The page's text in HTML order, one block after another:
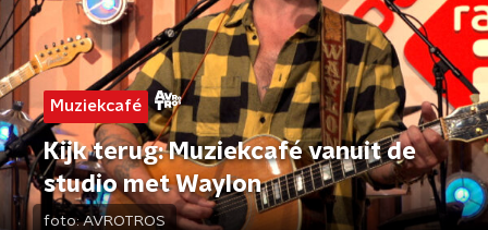
Muziekcafé
Kijk terug: Muziekcafé vanuit de
studio met Waylon
foto:AVROTROS